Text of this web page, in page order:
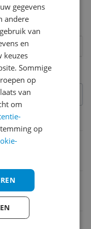
8
7
gegevens
andere
van
en
keuzes
Sommige
op
van
om
op